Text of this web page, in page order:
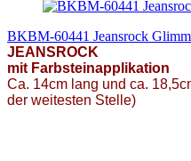
BKBM-60441 Jeansrock
JEANSROCK
mit Farbsteinapplikation
Ca. 14cm lang und ca.
der weitesten Stelle)